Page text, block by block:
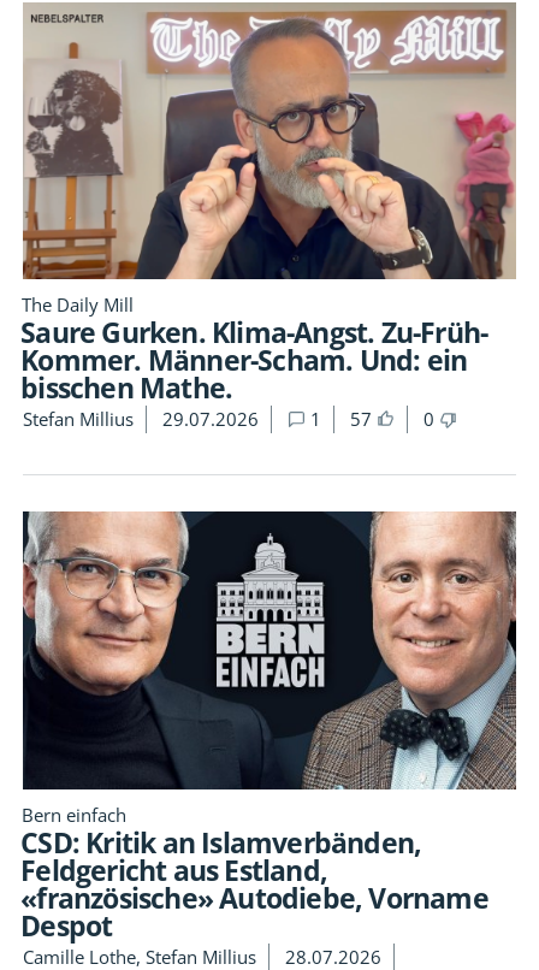
The Daily Mill
Saure Gurken. Klima-Angst. Zu-Früh-
Kommer. Männer-Scham. Und: ein
bisschen Mathe.
Stefan Millius 29.07.2026 1 57 0
Bern einfach
CSD: Kritik an Islamverbänden,
Feldgericht aus Estland,
«französische» Autodiebe, Vorname
Despot
Camille Lothe, Stefan Millius
28.07.2026